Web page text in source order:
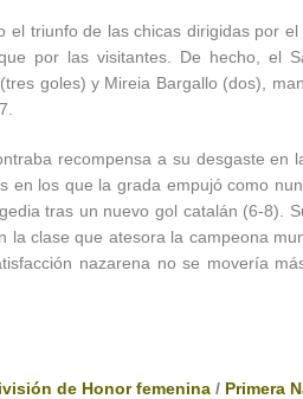
el triunfo de las chicas dirigidas por
por las visitantes. De hecho, el
goles) y Mireia Bargallo (dos),
recompensa a su desgaste en
en los que la grada empujó como
tras un nuevo gol catalán (6-8).
la clase que atesora la campeona
nazarena no se movería
de Honor femenina / Primera